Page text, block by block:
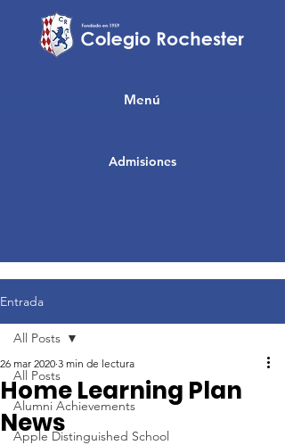
Admisiones
Menú
Entrada
All Posts
Alumni Achievements
Apple Distinguished School
All Posts
Home Learning Plan
News
26 mar 2020 3 min de lectura